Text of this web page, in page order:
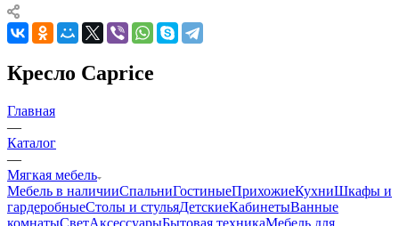
Кресло Caprice
Главная
—
Каталог
—
Мягкая мебель
Мебель в наличииСпальниГостиныеПрихожиеКухниШкафы и
гардеробныеСтолы и стульяДетскиеКабинетыВанные
комнатыСветАксессуарыБытовая техникаМебель для